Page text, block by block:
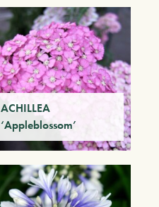
ACHILLEA
‘Appleblossom’